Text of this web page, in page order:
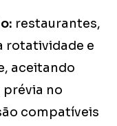
restaurantes,
rotatividade e
aceitando
no
compatíveis